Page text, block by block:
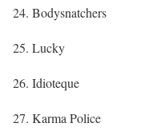
24. Bodysnatchers
25. Lucky
26. Idioteque
27. Karma Police